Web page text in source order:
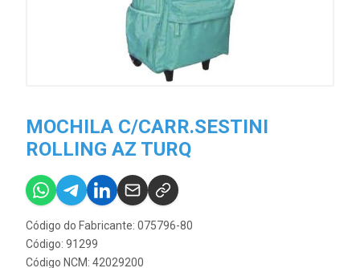
MOCHILA C/CARR.SESTINI
ROLLING AZ TURQ
Código do Fabricante: 075796-80
Código: 91299
Código NCM: 42029200